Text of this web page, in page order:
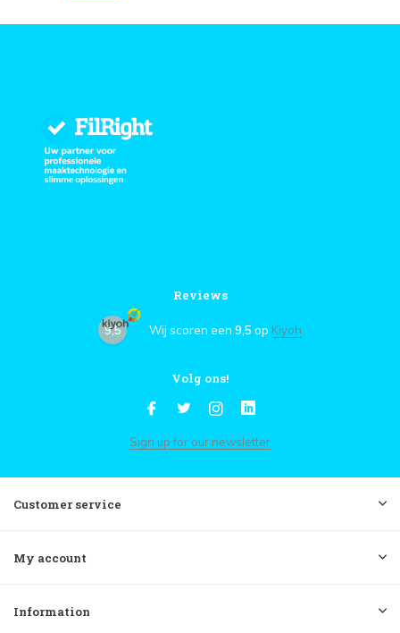
Reviews
9,5 Wij scoren een 9,5 op Kiyoh
Volg ons!
Sign up for our newsletter
Customer service
My account
Information